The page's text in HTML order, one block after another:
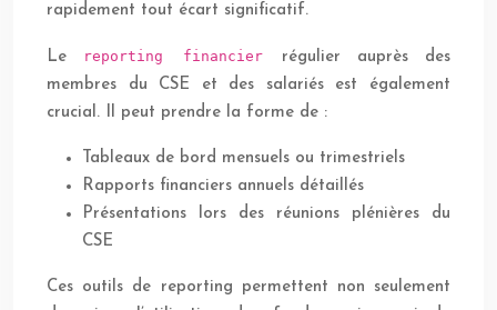
rapidement tout écart significatif.
Le reporting financier régulier auprès des
membres du CSE et des salariés est également
crucial. Il peut prendre la forme de :
Tableaux de bord mensuels ou trimestriels
Rapports financiers annuels détaillés
Présentations lors des réunions plénières du
CSE
Ces outils de reporting permettent non seulement